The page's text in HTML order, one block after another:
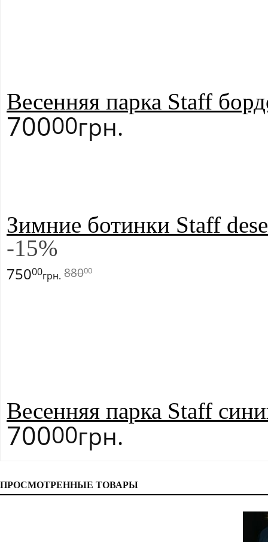
Весенняя парка Staff
70000грн.
Зимние ботинки Staff
-15%
88000
75000грн.
Весенняя парка Staff
70000грн.
ПРОСМОТРЕННЫЕ ТОВАРЫ